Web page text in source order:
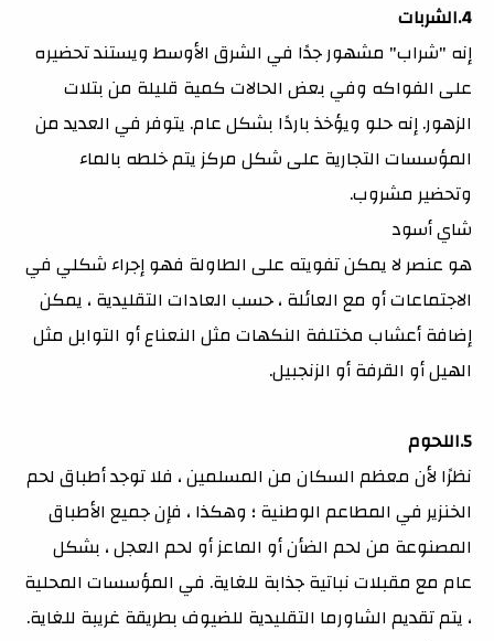
4.الشربات
إنه "شراب" مشهور جدًا في الشرق الأوسط ويستند تحضيره
على الفواكه وفي بعض الحالات كمية قليلة من بتلات
الزهور. إنه حلو ويؤخذ باردًا بشكل عام. يتوفر في العديد من
المؤسسات التجارية على شكل مركز يتم خلطه بالماء
وتحضير مشروب.
شاي أسود
هو عنصر لا يمكن تفويته على الطاولة فهو إجراء شكلي في
الاجتماعات أو مع العائلة ، حسب العادات التقليدية ، يمكن
إضافة أعشاب مختلفة النكهات مثل النعناع أو التوابل مثل
الهيل أو القرفة أو الزنجبيل.
5.اللحوم
نظرًا لأن معظم السكان من المسلمين ، فلا توجد أطباق لحم
الخنزير في المطاعم الوطنية ؛ وهكذا ، فإن جميع الأطباق
المصنوعة من لحم الضأن أو الماعز أو لحم العجل ، بشكل
عام مع مقبلات نباتية جذابة للغاية. في المؤسسات المحلية
، يتم تقديم الشاورما التقليدية للضيوف بطريقة غريبة للغاية.